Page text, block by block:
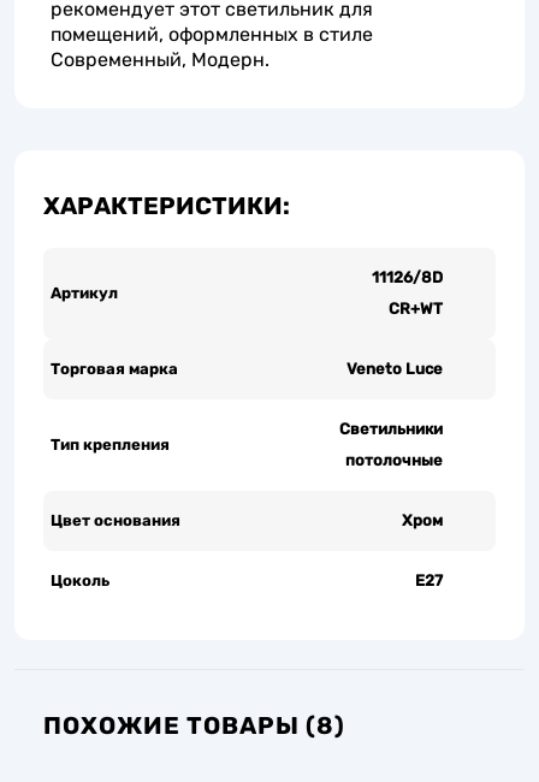
рекомендует этот светильник для
помещений, оформленных в стиле
Современный, Модерн.
ХАРАКТЕРИСТИКИ:
Артикул
11126/8D
CR+WT
Торговая марка Veneto Luce
Тип крепления
Светильники
потолочные
Цвет основания Хром
Цоколь Е27
ПОХОЖИЕ ТОВАРЫ (8)